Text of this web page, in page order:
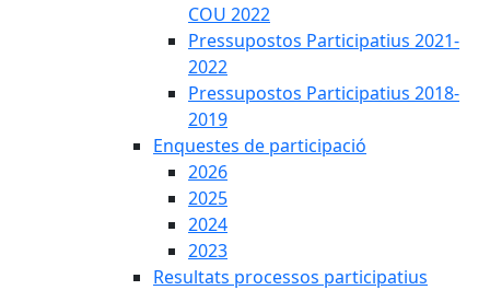
COU 2022
Pressupostos Participatius 2021-
2022
Pressupostos Participatius 2018-
2019
Enquestes de participació
2026
2025
2024
2023
Resultats processos participatius